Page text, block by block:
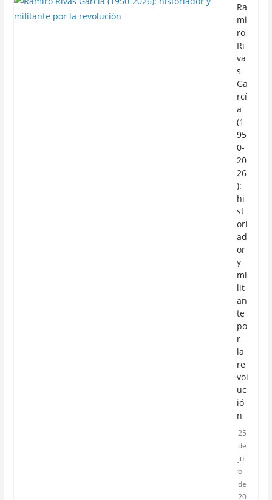
Ra
mi
ro
Ri
va
s
Ga
rcí
a
(1
95
0-
20
26
):
hi
st
ori
ad
or
y
mi
lit
an
te
po
r
la
re
vol
uc
ió
n
25
de
juli
o
de
20